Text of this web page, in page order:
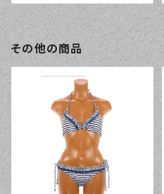
その他の商品